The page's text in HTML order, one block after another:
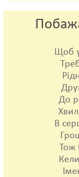
Щоб
До
В
Тож